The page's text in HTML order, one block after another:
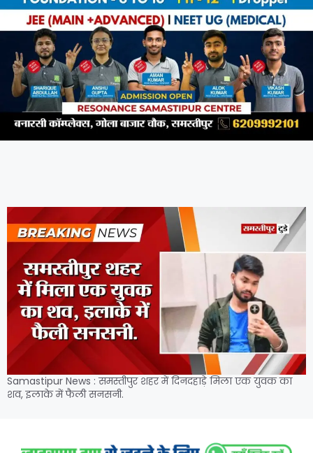
Samastipur News : समस्तीपुर शहर में दिनदहाड़े मिला एक युवक का
शव, इलाके में फैली सनसनी.